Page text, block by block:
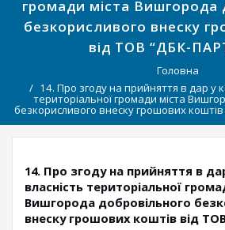
громади міста Вишгорода
безкорисливого внеску
від ТОВ “ДБК-
Головна
14. Про згоду на прийняття в дар у
територіальної громади міста
безкорисливого внеску грошових
14. Про згоду на прийняття в
власність територіальної
Вишгорода добровільного
внеску грошових коштів від